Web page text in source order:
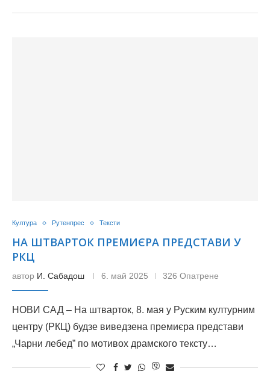
Култура Рутенпрес Тексти
НА ШТВАРТОК ПРЕМИЄРА ПРЕДСТАВИ У
РКЦ
автор И. Сабадош 6. май 2025 326 Опатрене
НОВИ САД – На штварток, 8. мая у Руским културним
центру (РКЦ) будзе виведзена премиєра представи
„Чарни лебед” по мотивох драмского тексту…